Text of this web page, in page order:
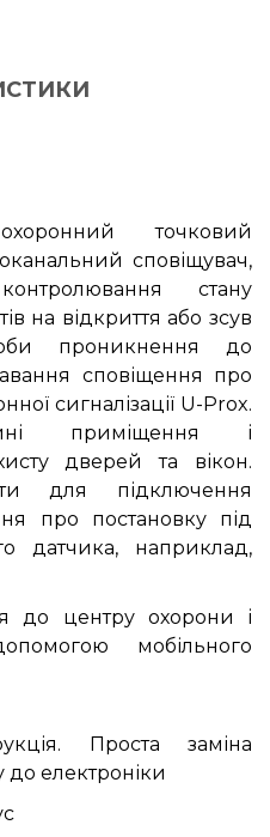
точковий
сповіщувач,
стану
на відкриття або зсув
проникнення до
сповіщення про
сигналізації U- Prox.
приміщення і
дверей та вікон.
для підключення
про постановку під
датчика, наприклад,
до центру охорони і
мобільного
Проста заміна
до електроніки